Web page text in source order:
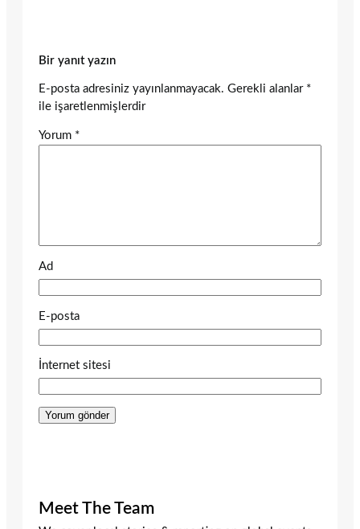
Bir yanıt yazın
E-posta adresiniz yayınlanmayacak. Gerekli alanlar *
ile işaretlenmişlerdir
Yorum *
Ad
E-posta
İnternet sitesi
Meet The Team